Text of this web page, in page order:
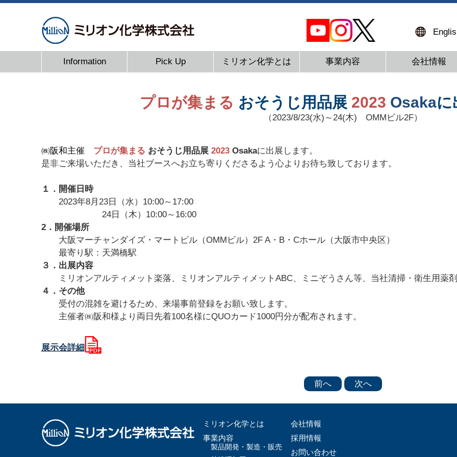
Information Pick Up ミリオン化学とは 事業内容 会社情報
プロが集まる おそうじ用品展 2023 Osakaに
（2023/8/23(水)～24(木) OMMビル2F）
㈱阪和主催 プロが集まる おそうじ用品展 2023Osakaに出展します。
是非ご来場いただき、当社ブースへお立ち寄りくださるよう心よりお待ち致しております。
１．開催日時
2023年8月23日（水）10:00～17:00
24日（木）10:00～16:00
2．開催場所
大阪マーチャンダイズ・マートビル（OMMビル）2F A・B・Cホール（大阪市中央区）
最寄り駅：天満橋駅
３．出展内容
ミリオンアルティメット楽落、ミリオンアルティメットABC、ミニぞうさん等、当社清掃・衛生用
４．その他
受付の混雑を避けるため、来場事前登録をお願い致します。
主催者㈱阪和様より両日先着100名様にQUOカード1000円分が配布されます。
展示会詳細
前へ 次へ
ミリオン化学とは
事業内容
製品開発・製造・販売
会社情報
採用情報
お問い合わせ